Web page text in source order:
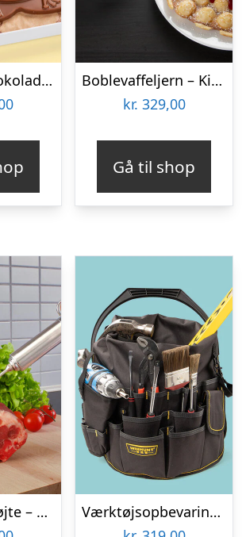
Personlig Chokoladefrø med Billede
Boblevaffeljern – KitchPro
kr. 329,00
Gå til shop
Marinadesprøjte – KitchPro
Værktøjsopbevaring til spand